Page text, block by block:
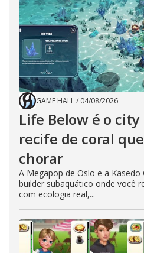
GAME HALL/ 04/08/2026
Life Below é o
recife de coral
chorar
A Megapop de Oslo e a
builder subaquático onde você
com ecologia real,...